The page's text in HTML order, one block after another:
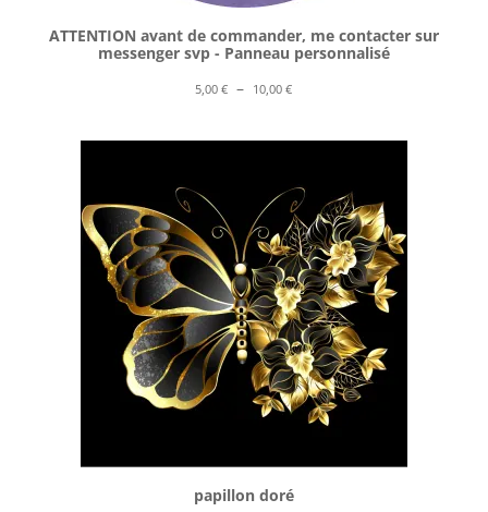
ATTENTION avant de commander, me contacter sur
messenger svp - Panneau personnalisé
5,00€ – 10,00€Plage
prix :
à
10,00 €
papillon doré